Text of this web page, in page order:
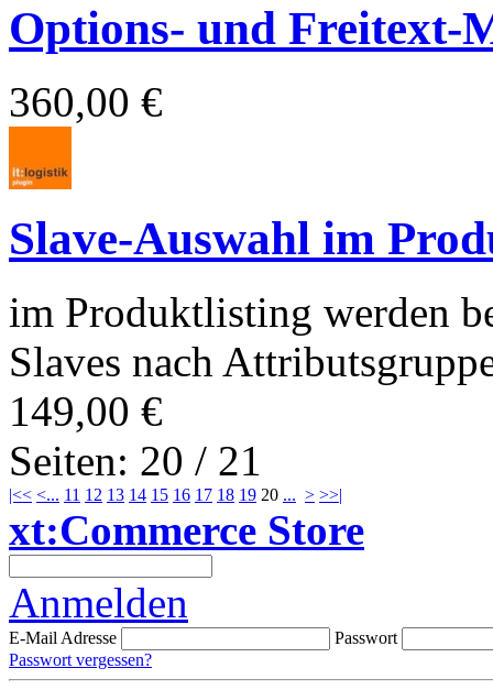
Options- und Freitext-
360,00 €
Slave-Auswahl im
im Produktlisting werden
Slaves nach
149,00 €
Seiten: 20 / 21
|<< <... 11 12 13 14 15 16 17 18 19 20 ... > >>|
xt:Commerce Store
Anmelden
E-Mail Adresse
Passwort
Passwort vergessen?